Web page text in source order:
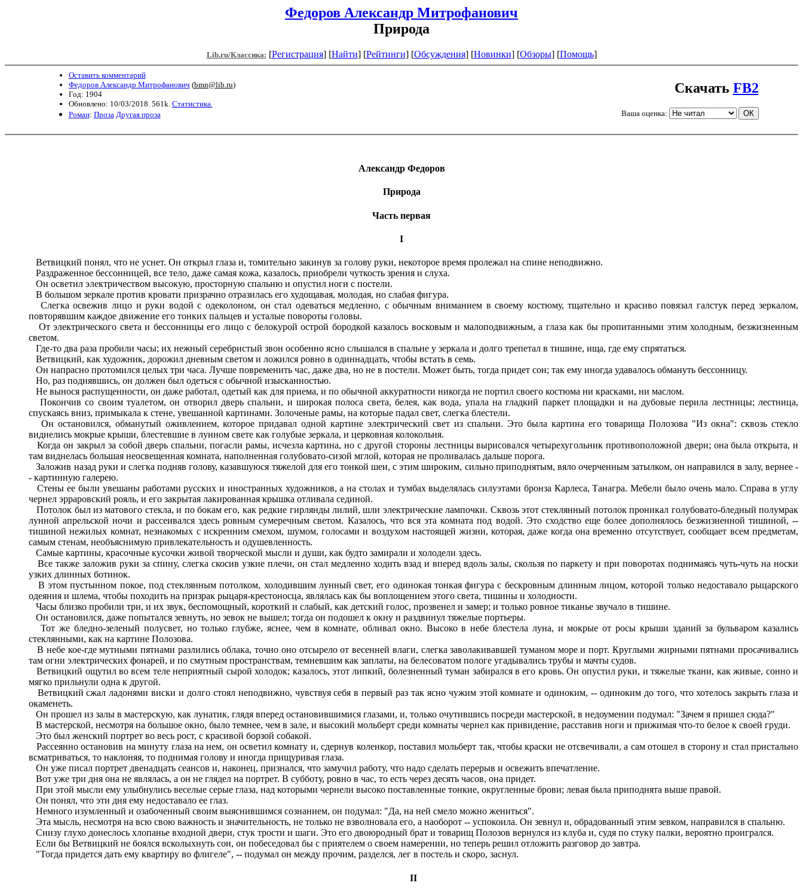
Федоров Александр Митрофанович
Природа
Lib.ru/Классика: [Регистрация] [Найти] [Рейтинги] [Обсуждения] [Новинки] [Обзоры] [Помощь]
Оставить комментарий
Федоров Александр Митрофанович (bmn@lib.ru)
Год: 1904
Обновлено: 10/03/2018. 561k. Статистика.
Роман: Проза Другая проза
Скачать FB2
Ваша оценка:
Александр Федоров
Природа
Часть первая
I
Ветвицкий понял, что не уснет. Он открыл глаза и, томительно закинув за голову руки, некоторое время пролежал на спине неподвижно.
Раздраженное бессонницей, все тело, даже самая кожа, казалось, приобрели чуткость зрения и слуха.
Он осветил электричеством высокую, просторную спальню и опустил ноги с постели.
В большом зеркале против кровати призрачно отразилась его худощавая, молодая, но слабая фигура.
Слегка освежив лицо и руки водой с одеколоном, он стал одеваться медленно, с обычным вниманием в своему костюму, тщательно и красиво повязал галстук перед зеркалом,
повторявшим каждое движение его тонких пальцев и усталые повороты головы.
От электрического света и бессонницы его лицо с белокурой острой бородкой казалось восковым и малоподвижным, а глаза как бы пропитанными этим холодным, безжизненным
светом.
Где-то два раза пробили часы; их нежный серебристый звон особенно ясно слышался в спальне у зеркала и долго трепетал в тишине, ища, где ему спрятаться.
Ветвицкий, как художник, дорожил дневным светом и ложился ровно в одиннадцать, чтобы встать в семь.
Он напрасно протомился целых три часа. Лучше повременить час, даже два, но не в постели. Может быть, тогда придет сон; так ему иногда удавалось обмануть бессонницу.
Но, раз поднявшись, он должен был одеться с обычной изысканностью.
Не вынося распущенности, он даже работал, одетый как для приема, и по обычной аккуратности никогда не портил своего костюма ни красками, ни маслом.
Покончив со своим туалетом, он отворил дверь спальни, и широкая полоса света, белея, как вода, упала на гладкий паркет площадки и на дубовые перила лестницы; лестница,
спускаясь вниз, примыкала к стене, увешанной картинами. Золоченые рамы, на которые падал свет, слегка блестели.
Он остановился, обманутый оживлением, которое придавал одной картине электрический свет из спальни. Это была картина его товарища Полозова "Из окна": сквозь стекло
виднелись мокрые крыши, блестевшие в лунном свете как голубые зеркала, и церковная колокольня.
Когда он закрыл за собой дверь спальни, погасли рамы, исчезла картина, но с другой стороны лестницы вырисовался четырехугольник противоположной двери; она была открыта, и
там виднелась большая неосвещенная комната, наполненная голубовато-сизой мглой, которая не проливалась дальше порога.
Заложив назад руки и слегка подняв голову, казавшуюся тяжелой для его тонкой шеи, с этим широким, сильно приподнятым, вяло очерченным затылком, он направился в залу, вернее -
- картинную галерею.
Стены ее были увешаны работами русских и иностранных художников, а на столах и тумбах выделялась силуэтами бронза Карлеса, Танагра. Мебели было очень мало. Справа в углу
чернел эрраровский рояль, и его закрытая лакированная крышка отливала сединой.
Потолок был из матового стекла, и по бокам его, как редкие гирлянды лилий, шли электрические лампочки. Сквозь этот стеклянный потолок проникал голубовато-бледный полумрак
лунной апрельской ночи и рассеивался здесь ровным сумеречным светом. Казалось, что вся эта комната под водой. Это сходство еще более дополнялось безжизненной тишиной, --
тишиной нежилых комнат, незнакомых с искренним смехом, шумом, голосами и воздухом настоящей жизни, которая, даже когда она временно отсутствует, сообщает всем предметам,
самым стенам, необъяснимую привлекательность и одушевленность.
Самые картины, красочные кусочки живой творческой мысли и души, как будто замирали и холодели здесь.
Все также заложив руки за спину, слегка скосив узкие плечи, он стал медленно ходить взад и вперед вдоль залы, скользя по паркету и при поворотах поднимаясь чуть-чуть на носки
узких длинных ботинок.
В этом пустынном покое, под стеклянным потолком, холодившим лунный свет, его одинокая тонкая фигура с бескровным длинным лицом, которой только недоставало рыцарского
одеяния и шлема, чтобы походить на призрак рыцаря-крестоносца, являлась как бы воплощением этого света, тишины и холодности.
Часы близко пробили три, и их звук, беспомощный, короткий и слабый, как детский голос, прозвенел и замер; и только ровное тиканье звучало в тишине.
Он остановился, даже попытался зевнуть, но зевок не вышел; тогда он подошел к окну и раздвинул тяжелые портьеры.
Тот же бледно-зеленый полусвет, но только глубже, яснее, чем в комнате, обливал окно. Высоко в небе блестела луна, и мокрые от росы крыши зданий за бульваром казались
стеклянными, как на картине Полозова.
В небе кое-где мутными пятнами разлились облака, точно оно отсырело от весенней влаги, слегка заволакивавшей туманом море и порт. Круглыми жирными пятнами просачивались
там огни электрических фонарей, и по смутным пространствам, темневшим как заплаты, на белесоватом пологе угадывались трубы и мачты судов.
Ветвицкий ощутил во всем теле неприятный сырой холодок; казалось, этот липкий, болезненный туман забирался в его кровь. Он опустил руки, и тяжелые ткани, как живые, сонно и
мягко прильнули одна к другой.
Ветвицкий сжал ладонями виски и долго стоял неподвижно, чувствуя себя в первый раз так ясно чужим этой комнате и одиноким, -- одиноким до того, что хотелось закрыть глаза и
окаменеть.
Он прошел из залы в мастерскую, как лунатик, глядя вперед остановившимися глазами, и, только очутившись посреди мастерской, в недоумении подумал: "Зачем я пришел сюда?"
В мастерской, несмотря на большое окно, было темнее, чем в зале, и высокий мольберт среди комнаты чернел как привидение, расставив ноги и прижимая что-то белое к своей груди.
Это был женский портрет во весь рост, с красивой борзой собакой.
Рассеянно остановив на минуту глаза на нем, он осветил комнату и, сдернув коленкор, поставил мольберт так, чтобы краски не отсвечивали, а сам отошел в сторону и стал пристально
всматриваться, то наклоняя, то поднимая голову и иногда прищуривая глаза.
Он уже писал портрет двенадцать сеансов и, наконец, признался, что замучил работу, что надо сделать перерыв и освежить впечатление.
Вот уже три дня она не являлась, а он не глядел на портрет. В субботу, ровно в час, то есть через десять часов, она придет.
При этой мысли ему улыбнулись веселые серые глаза, над которыми чернели высоко поставленные тонкие, округленные брови; левая была приподнята выше правой.
Он понял, что эти дня ему недоставало ее глаз.
Немного изумленный и озабоченный своим выяснившимся сознанием, он подумал: "Да, на ней смело можно жениться".
Эта мысль, несмотря на всю свою важность и значительность, не только не взволновала его, а наоборот -- успокоила. Он зевнул и, обрадованный этим зевком, направился в спальню.
Снизу глухо донеслось хлопанье входной двери, стук трости и шаги. Это его двоюродный брат и товарищ Полозов вернулся из клуба и, судя по стуку палки, вероятно проигрался.
Если бы Ветвицкий не боялся всколыхнуть сон, он побеседовал бы с приятелем о своем намерении, но теперь решил отложить разговор до завтра.
"Тогда придется дать ему квартиру во флигеле", -- подумал он между прочим, разделся, лег в постель и скоро, заснул.
II